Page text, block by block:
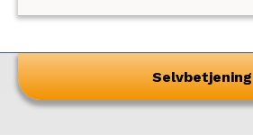
Selvbetjening